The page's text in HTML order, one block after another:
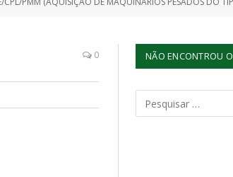
0 NÃO ENCONTROU